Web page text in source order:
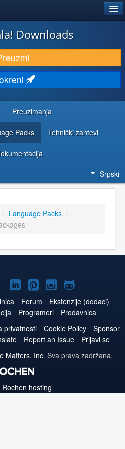
Downloads
Preuzimanja
Packs Tehnički zahtevi
Srpski
/ Language Packs /
Joomla!
Joomla!
naLinkedIn
Joomla!
na
Pinterest
Joomla!
na
Instagram
Joomla!
na
GitHub
Forum
Ekstenzije (dodaci)
Programeri
Prodavnica
privatnosti Cookie Policy
Sponsor
Report an Issue
Prijavi se
Matters, Inc. Sva prava zadržana.
Rochen hosting